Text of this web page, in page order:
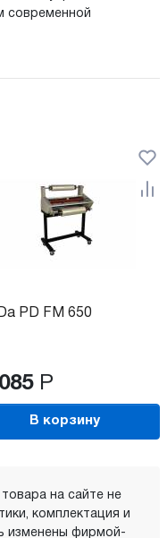
современной
PD FM 650
Р
В корзину
на сайте не
комплектация и
изменены фирмой-